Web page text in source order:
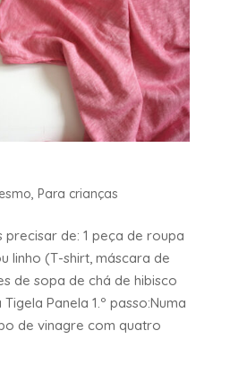
, Para crianças
precisar de: 1 peça de roupa
linho (T-shirt, máscara de
de sopa de chá de hibisco
Panela 1.º passo:Numa
de vinagre com quatro